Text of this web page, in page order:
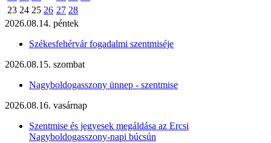
23 24 25 26 27 28
2026.08.14. péntek
Székesfehérvár fogadalmi szentmiséje
2026.08.15. szombat
Nagyboldogasszony ünnep - szentmise
2026.08.16. vasárnap
Szentmise és jegyesek megáldása az Ercsi
Nagyboldogasszony-napi búcsún